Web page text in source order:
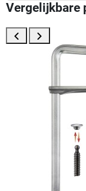
Vergelijkbare